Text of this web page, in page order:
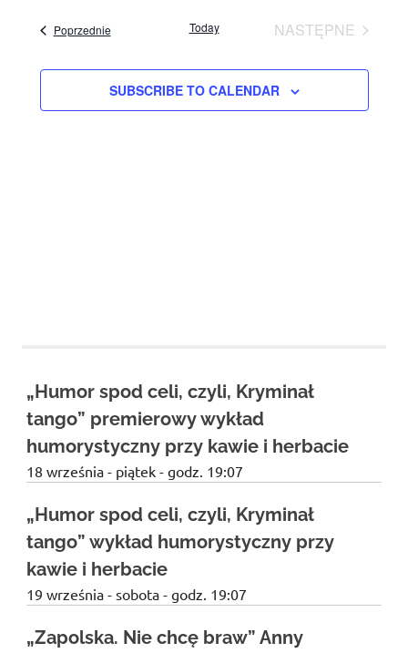
zaprasza
widzów
PoprzednieEvents Today
NASTĘPNE
SUBSCRIBE TO CALENDAR
„Humor spod celi, czyli, Kryminał
tango” premierowy wykład
humorystyczny przy kawie i herbacie
18 września - piątek - godz. 19:07
„Humor spod celi, czyli, Kryminał
tango” wykład humorystyczny przy
kawie i herbacie
19 września - sobota - godz. 19:07
„Zapolska. Nie chcę braw” Anny